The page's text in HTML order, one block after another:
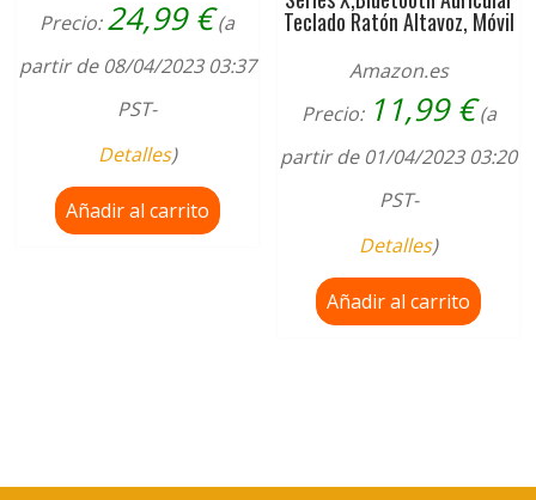
Precio:24,99€ (a
partir de 08/04/2023 03:37
PST-
Detalles)
Añadir al carrito
Teclado Ratón Altavoz, Móvil
Amazon.es
Precio: 11,99€(a
partir de 01/04/2023 03:20
PST-
Detalles)
Añadir al carrito